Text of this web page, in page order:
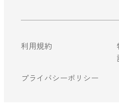
利用規約
プライバシーポリシー